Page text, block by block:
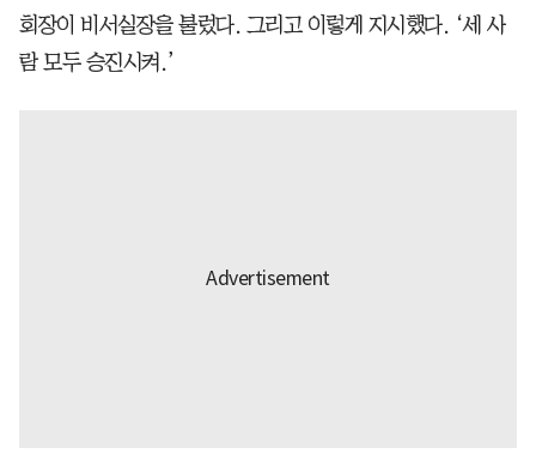
회장이 비서실장을 불렀다. 그리고 이렇게 지시했다. ‘세 사
람 모두 승진시켜.’